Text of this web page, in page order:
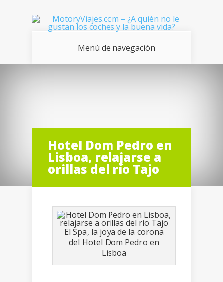
Menú de navegación
Hotel Dom Pedro en
Lisboa, relajarse a
orillas del río Tajo
El Spa, la joya de la corona
del Hotel Dom Pedro en
Lisboa